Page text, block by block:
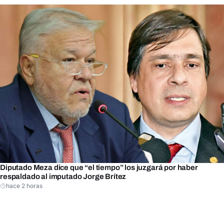
Diputado Meza dice que “el tiempo” los juzgará por haber
respaldado al imputado Jorge Brítez
hace 2 horas